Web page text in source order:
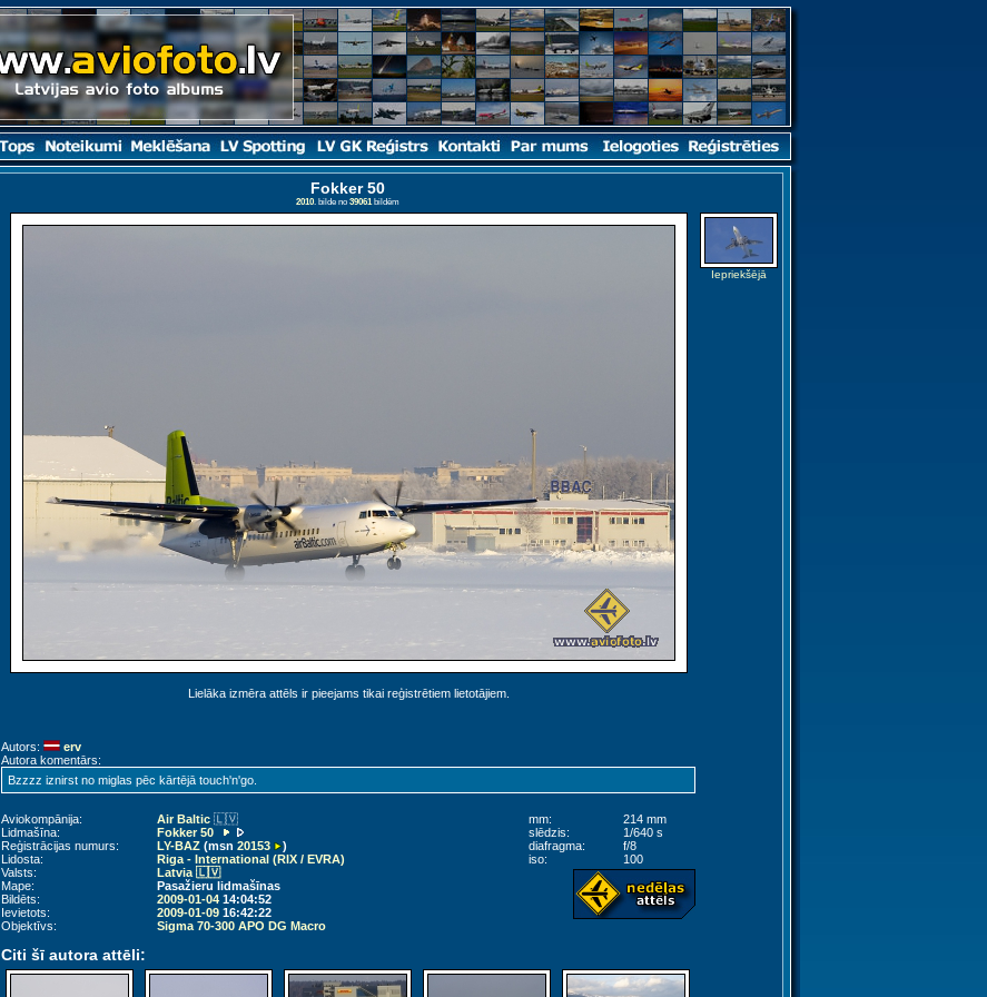
Fokker 50
2010. bilde no 39061bildēm
Lielāka izmēra attēls ir pieejams tikai reģistrētiem lietotājiem.
Iepriekšējā
Autors:
erv
Autora komentārs:
Bzzzz iznirst no miglas pēc kārtējā touch'n'go.
Aviokompānija: Air Baltic 🇱🇻
Lidmašīna:
Fokker 50
Reģistrācijas numurs:
LY-BAZ(msn 20153
)
Lidosta:
Riga - International (RIX / EVRA)
Valsts:
Latvia 🇱🇻
Mape:
Pasažieru lidmašīnas
Bildēts:
2009-01-0414:04:52
Ievietots:
2009-01-0916:42:22
Objektīvs:
Sigma 70-300 APO DG Macro
mm:
214 mm
slēdzis:
1/640 s
diafragma:
f/8
iso:
100
Citi šī autora attēli: